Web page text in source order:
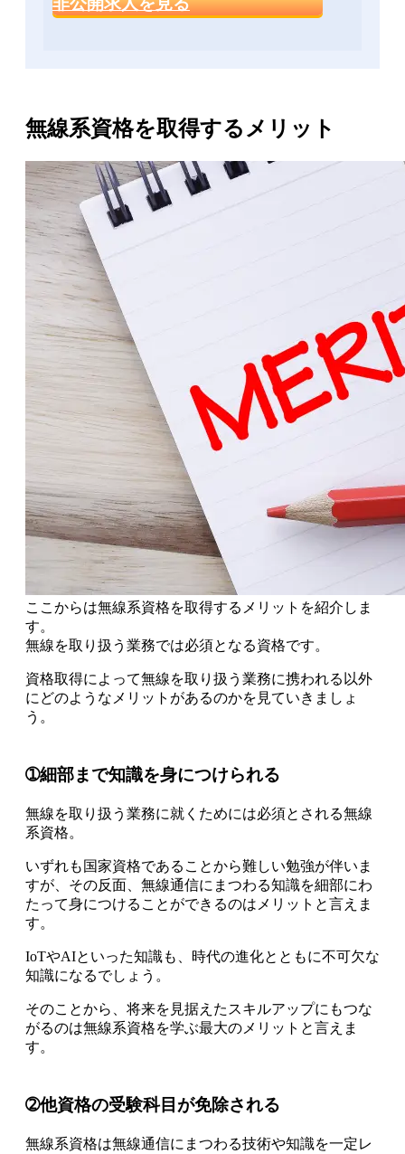
無線系資格を取得するメリット
ここからは無線系資格を取得するメリットを紹介しま
す。
無線を取り扱う業務では必須となる資格です。
資格取得によって無線を取り扱う業務に携われる以外
にどのようなメリットがあるのかを見ていきましょ
う。
➀細部まで知識を身につけられる
無線を取り扱う業務に就くためには必須とされる無線
系資格。
いずれも国家資格であることから難しい勉強が伴いま
すが、その反面、 無線通信にまつわる知識を細部にわ
たって身につけることができるのはメリット と言えま
す。
IoTやAIといった知識も、時代の進化とともに不可欠な
知識になるでしょう。
そのことから、将来を見据えたスキルアップにもつな
がるのは無線系資格を学ぶ最大のメリットと言えま
す。
➁他資格の受験科目が免除される
無線系資格は無線通信にまつわる技術や知識を一定レ